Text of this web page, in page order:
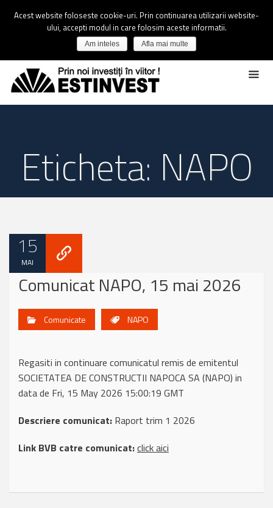
Eticheta: NAPO
15
MAI
Comunicat NAPO, 15 mai 2026
Comunicate NAPO
Regasiti in continuare comunicatul remis de emitentul
SOCIETATEA DE CONSTRUCTII NAPOCA SA (NAPO) in
data de Fri, 15 May 2026 15:00:19 GMT
Descriere comunicat: Raport trim 1 2026
Link BVB catre comunicat:click aici
Acest website foloseste cookie-uri. Prin continuarea utilizarii website-
ului, accepti modul in care folosim aceste informatii.
Am inteles Afla mai multe